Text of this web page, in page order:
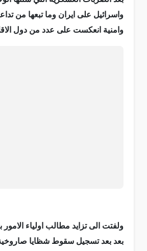
واسرائيل على ايران وما تبعها من
وامنية انعكست على عدد من دول
ولفتت الى تزايد مطالب اولياء الامور
بعد بعد تسجيل سقوط شظايا